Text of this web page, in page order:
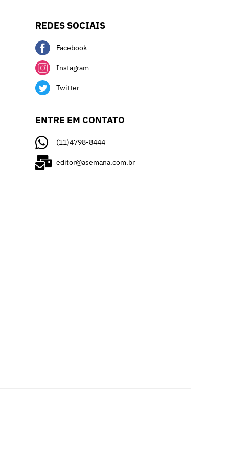
REDES SOCIAIS
Facebook
Instagram
Twitter
ENTRE EM CONTATO
(11)4798-8444
editor@asemana.com.br